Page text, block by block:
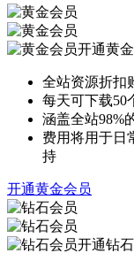
开通黄
全站资源折扣
每天可下载50
涵盖全站98%
费用将用于日
持
开通黄金会员
开通钻